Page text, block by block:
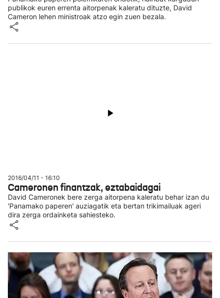
publikok euren errenta aitorpenak kaleratu dituzte, David
Cameron lehen ministroak atzo egin zuen bezala.
2016/04/11 - 16:10
Cameronen finantzak, eztabaidagai
David Cameronek bere zerga aitorpena kaleratu behar izan du
'Panamako paperen' auziagatik eta bertan trikimailuak ageri
dira zerga ordainketa sahiesteko.